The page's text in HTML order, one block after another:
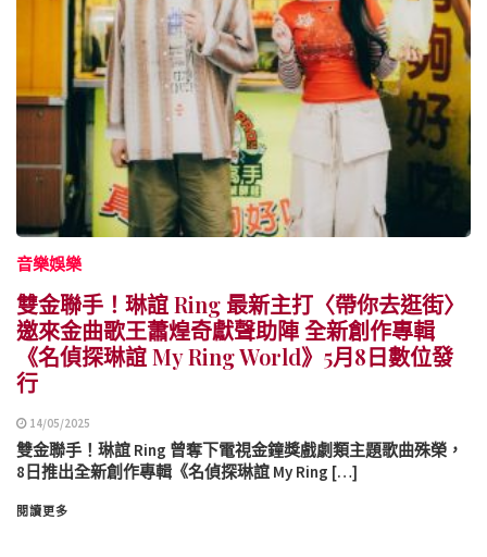
音樂娛樂
雙金聯手！琳誼 Ring 最新主打〈帶你去逛街〉
邀來金曲歌王蕭煌奇獻聲助陣 全新創作專輯
《名偵探琳誼 My Ring World》5月8日數位發
行
14/05/2025
雙金聯手！琳誼 Ring 曾奪下電視金鐘獎戲劇類主題歌曲殊榮，
8日推出全新創作專輯《名偵探琳誼 My Ring […]
閱讀更多